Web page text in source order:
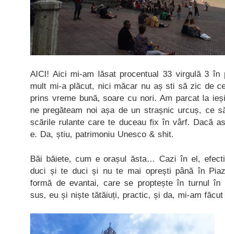
AICI! Aici mi-am lăsat procentual 33 virgulă 3 în
mult mi-a plăcut, nici măcar nu aș sti să zic de
prins vreme bună, soare cu nori. Am parcat la
ne pregăteam noi așa de un strașnic urcuș, ce
scările rulante care te duceau fix în vârf. Dacă
e. Da, știu, patrimoniu Unesco & shit.
Băi băiete, cum e orașul ăsta… Cazi în el,
duci și te duci și nu te mai oprești până în
formă de evantai, care se proptește în turnul în
sus, eu și niște tătăiuți, practic, și da, mi-am